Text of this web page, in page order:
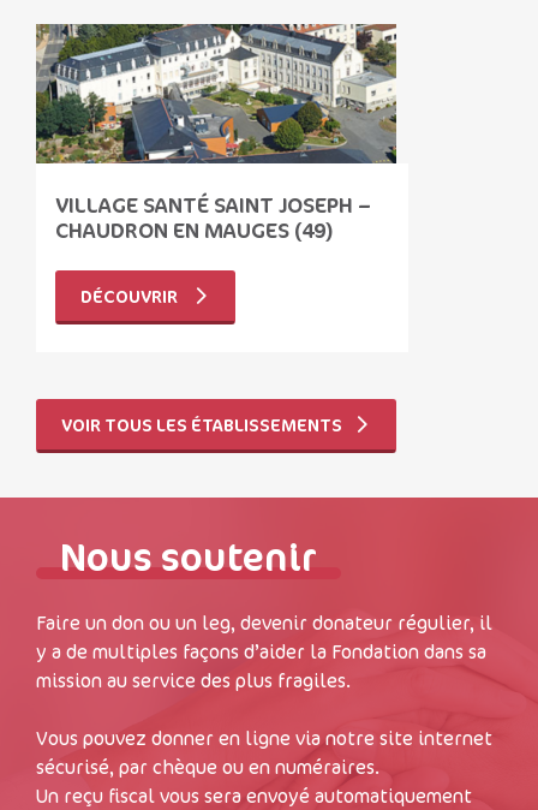
VILLAGE SANTÉ SAINT JOSEPH –
CHAUDRON EN MAUGES (49)
DÉCOUVRIR
VOIR TOUS LES ÉTABLISSEMENTS
Nous soutenir
Faire un don ou un leg, devenir donateur régulier, il
y a de multiples façons d’aider la Fondation dans sa
mission au service des plus fragiles.
Vous pouvez donner en ligne via notre site internet
sécurisé, par chèque ou en numéraires.
Un reçu fiscal vous sera envoyé automatiquement